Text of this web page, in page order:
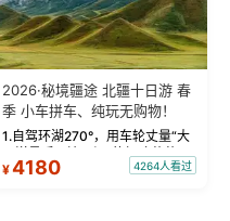
2026·秘境疆途 北疆十日游 春
季 小车拼车、纯玩无购物！
1.自驾环湖270°，用车轮丈量“大
西洋最后一滴眼泪”的极致蔚蓝，
让雪山、花海与深邃湖水在转弯
¥4180 4264人看过